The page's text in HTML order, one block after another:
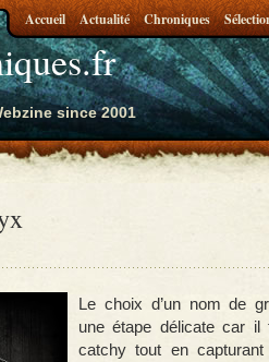
since 2001
Accueil Actualité Chroniques
Le choix d’un nom de
une étape délicate car
catchy tout en